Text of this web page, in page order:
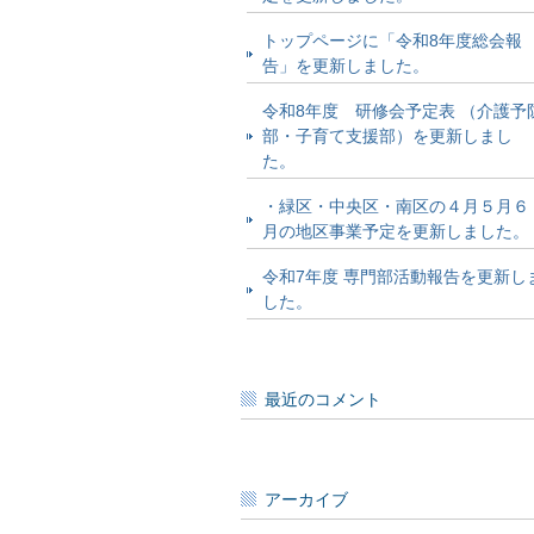
トップページに「令和8年度総会報
告」を更新しました。
令和8年度 研修会予定表 （介護予
部・子育て支援部）を更新しまし
た。
・緑区・中央区・南区の４月５月６
月の地区事業予定を更新しました。
令和7年度 専門部活動報告を更新し
した。
最近のコメント
アーカイブ